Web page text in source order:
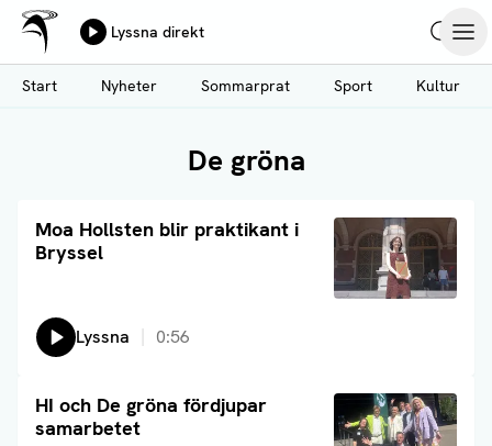
Hoppa
till
huvudinnehåll
Ålands Radio & TV
Lyssna direkt
Start
Nyheter Sommarprat Sport Kultur
De gröna
Moa Hollsten blir praktikant i
Bryssel
Läs artikel
Lyssna 0:56
HI och De gröna fördjupar
samarbetet
Läs artikel